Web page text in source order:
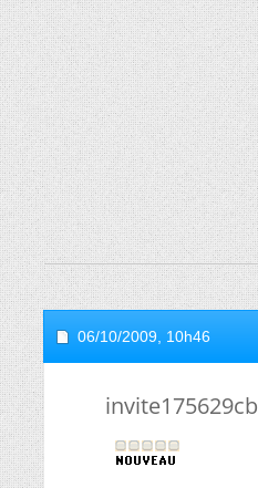
06/10/2009, 10h46
invite175629cb